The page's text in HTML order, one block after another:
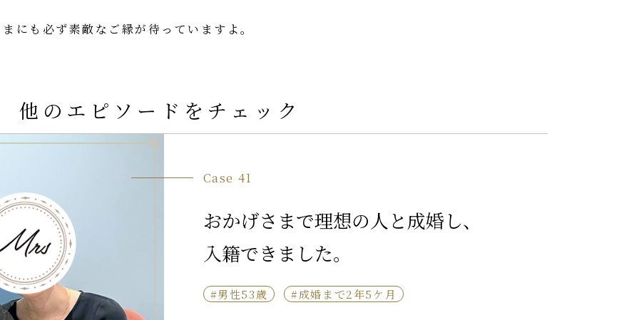
にも必ず素敵なご縁が待っていますよ。
他のエピソードをチェック
Case 41
おかげさまで理想の人と成婚し、
入籍できました。
#男性53歳 #成婚まで2年5ケ月